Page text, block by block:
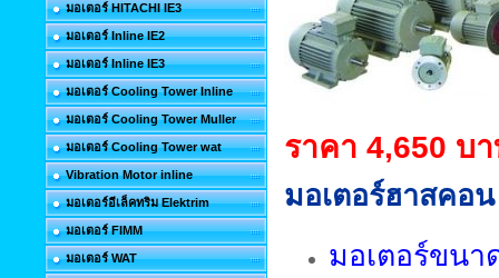
มอเตอร์ HITACHI IE3
มอเตอร์ Inline IE2
มอเตอร์ Inline IE3
มอเตอร์ Cooling Tower Inline
มอเตอร์ Cooling Tower Muller
มอเตอร์ Cooling Tower wat
Vibration Motor inline
มอเตอร์อีเล็คทริม Elektrim
มอเตอร์ FIMM
มอเตอร์ WAT
ราคา 4,650 บ
มอเตอร์ฮาสคอ
มอเตอร์ขนา